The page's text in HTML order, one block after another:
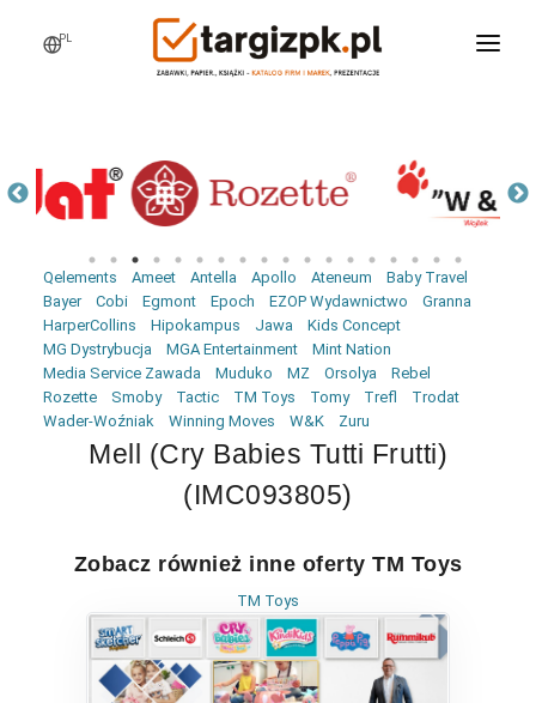
PL
PRODUKTY
AKTUALNOŚCI
LOGOWANIE
REJESTRACJA
Qelements Ameet Antella Apollo Ateneum
Baby Travel
Bayer
Cobi Egmont Epoch EZOP Wydawnictwo
Granna
HarperCollins
Hipokampus Jawa
Kids Concept
MG Dystrybucja
MGA Entertainment
Mint Nation
Media Service Zawada
Muduko MZ Orsolya
Rebel
Rozette
Smoby Tactic TM Toys Tomy Trefl
Trodat
Wader-Woźniak
Winning Moves W&K Zuru
Mell (Cry Babies Tutti Frutti)
(IMC093805)
Zobacz również inne oferty TM Toys
TM Toys